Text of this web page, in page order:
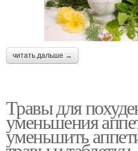
читать дальше →
Травы для
уменьшения
уменьшить